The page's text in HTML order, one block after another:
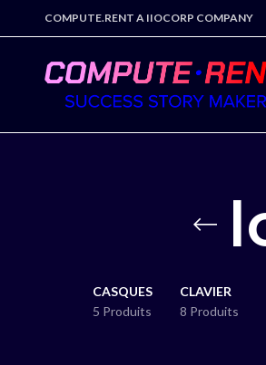
COMPUTE.RENT A IIOCORP COMPANY
CASQUES
5 Produits
CLAVIER
8 Produits